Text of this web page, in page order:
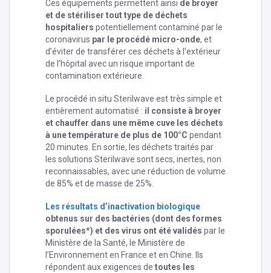
Ces équipements permettent ainsi de broyer
et de stériliser tout type de déchets
hospitaliers potentiellement contaminé par le
coronavirus par le procédé micro-onde, et
d’éviter de transférer ces déchets à l’extérieur
de l’hôpital avec un risque important de
contamination extérieure.
Le procédé in situ Sterilwave est très simple et
entièrement automatisé : il consiste à broyer
et chauffer dans une même cuve les déchets
à une température de plus de 100°C pendant
20 minutes. En sortie, les déchets traités par
les solutions Sterilwave sont secs, inertes, non
reconnaissables, avec une réduction de volume
de 85% et de masse de 25%.
Les résultats d’inactivation biologique
obtenus sur des bactéries (dont des formes
sporulées*) et des virus ont été validés par le
Ministère de la Santé, le Ministère de
l’Environnement en France et en Chine. Ils
répondent aux exigences de toutes les